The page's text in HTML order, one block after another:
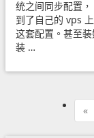
统之间同步配置
到了自己的 vps
这套配置。甚至
装 …
«